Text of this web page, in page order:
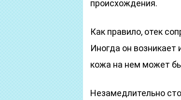
происхождения.
Как правило, отек
Иногда он возникает
кожа на нем может
Незамедлительно